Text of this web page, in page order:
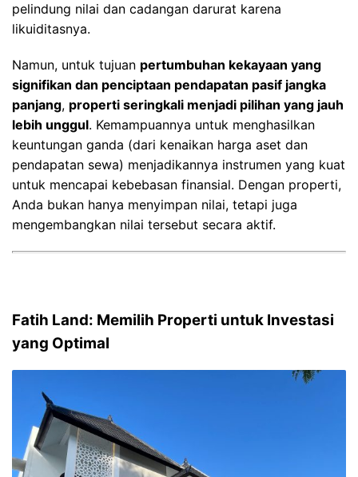
pelindung nilai dan cadangan darurat karena
likuiditasnya.
Namun, untuk tujuan pertumbuhan kekayaan yang
signifikan dan penciptaan pendapatan pasif jangka
panjang, properti seringkali menjadi pilihan yang jauh
lebih unggul. Kemampuannya untuk menghasilkan
keuntungan ganda (dari kenaikan harga aset dan
pendapatan sewa) menjadikannya instrumen yang kuat
untuk mencapai kebebasan finansial. Dengan properti,
Anda bukan hanya menyimpan nilai, tetapi juga
mengembangkan nilai tersebut secara aktif.
Fatih Land: Memilih Properti untuk Investasi
yang Optimal